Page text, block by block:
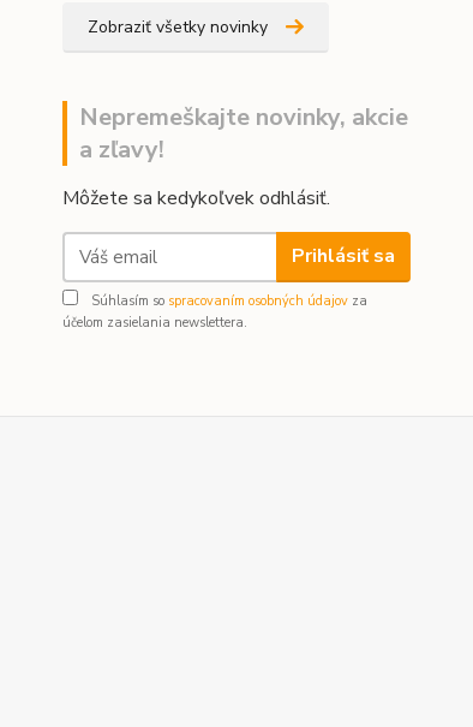
Zobraziť všetky novinky
Nepremeškajte novinky, akcie
a zľavy!
Môžete sa kedykoľvek odhlásiť.
Prihlásiť sa
Súhlasím so spracovaním osobných údajov za
účelom zasielania newslettera.